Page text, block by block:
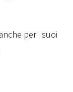
per i suoi